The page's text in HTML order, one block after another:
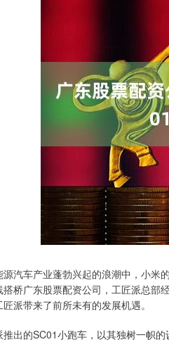
源汽车产业蓬勃兴起的浪潮中，小米
搭桥广东股票配资公司，工匠派总部
派带来了前所未有的发展机遇。
推出的SC01小跑车，以其独树一帜